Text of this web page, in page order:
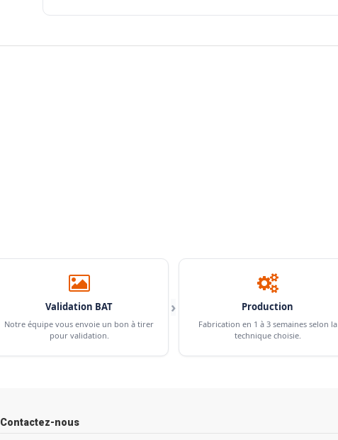
Validation BAT
Notre équipe vous envoie un bon à tirer
pour validation.
› Production
Fabrication en 1 à 3 semaines selon la
technique choisie.
Contactez-nous